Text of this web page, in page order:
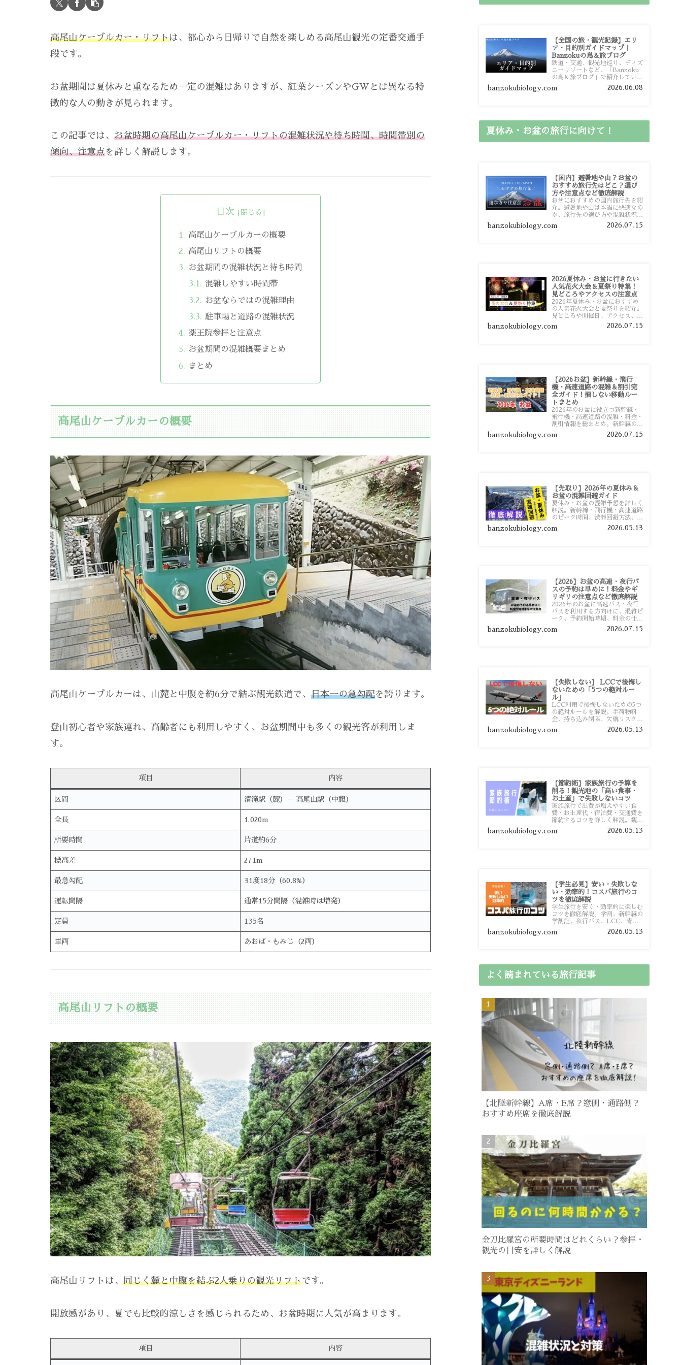
高尾山ケーブルカー・リフトは、都心から日帰りで自然を楽しめる高尾山観光の定番交通手
段です。
お盆期間は夏休みと重なるため一定の混雑はありますが、紅葉シーズンやGWとは異なる特
徴的な人の動きが見られます。
この記事では、 お盆時期の高尾山ケーブルカー・リフトの混雑状況や待ち時間、時間帯別の
傾向、注意点を詳しく解説します。
目次
高尾山ケーブルカーの概要
高尾山リフトの概要
お盆期間の混雑状況と待ち時間
混雑しやすい時間帯
お盆ならではの混雑理由
駐車場と道路の混雑状況
薬王院参拝と注意点
お盆期間の混雑概要まとめ
まとめ
高尾山ケーブルカーの概要
高尾山ケーブルカーは、山麓と中腹を約6分で結ぶ観光鉄道で、 日本一の急勾配を誇ります。
登山初心者や家族連れ、高齢者にも利用しやすく、お盆期間中も多くの観光客が利用しま
す。
項目 内容
区間 清滝駅（麓）－ 高尾山駅（中腹）
全長 1,020m
所要時間 片道約6分
標高差 271m
最急勾配 31度18分（60.8%）
運転間隔 通常15分間隔（混雑時は増発）
定員 135名
車両 あおば・もみじ（2両）
高尾山リフトの概要
高尾山リフトは、 同じく麓と中腹を結ぶ2人乗りの観光リフトです。
開放感があり、夏でも比較的涼しさを感じられるため、お盆時期に人気が高まります。
項目 内容
【全国の旅・観光記録】エリ
ア・目的別ガイドマップ｜
Banzokuの鳥＆旅ブログ
鉄道・交通、観光地巡り、ディズ
ニーリゾートなど、「Banzoku
の鳥＆旅ブログ」で紹介している
全国の旅行・観光記録をエリアや
目的別に整理しました。あなたが
banzokubiology.com 2026.06.08
夏休み・お盆の旅行に向けて！
【国内】避暑地や山？お盆の
おすすめ旅行先はどこ？選び
方や注意点など徹底解説
お盆におすすめの国内旅行先を紹
介。避暑地や山は本当に快適なの
か、旅行先の選び方や混雑状況、
注意点、比較的混雑を避けやすい
おすすめスポットまで旅行前に役
banzokubiology.com 2026.07.15
2026夏休み・お盆に行きたい
人気花火大会＆夏祭り特集！
見どころやアクセスの注意点
2026年夏休み・お盆におすすめ
の人気花火大会と夏祭りを紹介。
見どころや開催日、アクセス、混
雑対策、旅行前に知っておきたい
注意点をわかりやすく解説しま
banzokubiology.com 2026.07.15
【2026お盆】新幹線・飛行
機・高速道路の混雑＆割引完
全ガイド！損しない移動ルー
トまとめ
2026年のお盆に役立つ新幹線・
飛行機・高速道路の混雑・料金・
割引情報を総まとめ。新幹線の予
約や最繁忙期料金、飛行機を安く
予約するコツ、高速道路の休日割
banzokubiology.com 2026.07.15
【先取り】2026年の夏休み＆
お盆の混雑回避ガイド
夏休み・お盆の混雑予想を詳しく
解説。新幹線・飛行機・高速道路
のピーク時間、渋滞回避方法、混
雑しやすい観光地、交通手段別の
特徴まで旅行者向けに分かりやす
banzokubiology.com 2026.05.13
【2026】お盆の高速・夜行バ
スの予約は早めに！料金やギ
リギリの注意点など徹底解説
2026年のお盆に高速バス・夜行
バスを利用する方向けに、混雑ピ
ーク、予約開始時期、料金の仕組
み、キャンセル待ちのコツ、直前
予約の注意点まで詳しく解説しま
banzokubiology.com 2026.07.15
【失敗しない】 LCCで後悔し
ないための「5つの絶対ルー
ル」
LCC利用で後悔しないための5つ
の絶対ルールを解説。手荷物料
金、持ち込み制限、欠航リスク、
時間厳守など、格安航空会社を利
用する前に知っておきたい注意点
banzokubiology.com 2026.05.13
【節約術】家族旅行の予算を
削る！観光地の「高い食事・
お土産」で失敗しないコツ
家族旅行で出費が増えやすい食
費・お土産代・宿泊費・交通費を
節約するコツを詳しく解説。観光
地価格を避ける方法や、早割・ス
ーパー活用術、予算管理のポイン
banzokubiology.com 2026.05.13
【学生必見】安い・失敗しな
い・効率的！コスパ旅行のコ
ツを徹底解説
学生旅行を安く・効率的に楽しむ
コツを徹底解説。学割、新幹線の
学割証、夜行バス、LCC、青春
18きっぷ、レンタカー割り勘な
ど、学生向けの節約旅行術を詳し
banzokubiology.com 2026.05.13
よく読まれている旅行記事
【北陸新幹線】A席・E席？窓側・通路側？
おすすめ座席を徹底解説
金刀比羅宮の所要時間はどれくらい？参拝・
観光の目安を詳しく解説